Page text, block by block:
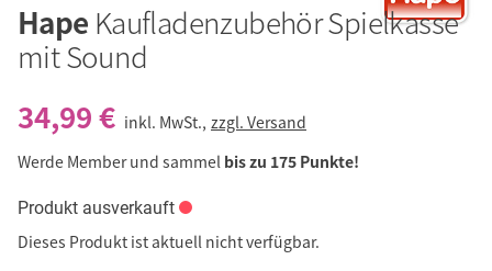
Hape Kaufladenzubehör Spielkasse
mit Sound
34,99 € inkl. MwSt., zzgl. Versand
Werde Member und sammel bis zu 175 Punkte!
Produkt ausverkauft
Dieses Produkt ist aktuell nicht verfügbar.